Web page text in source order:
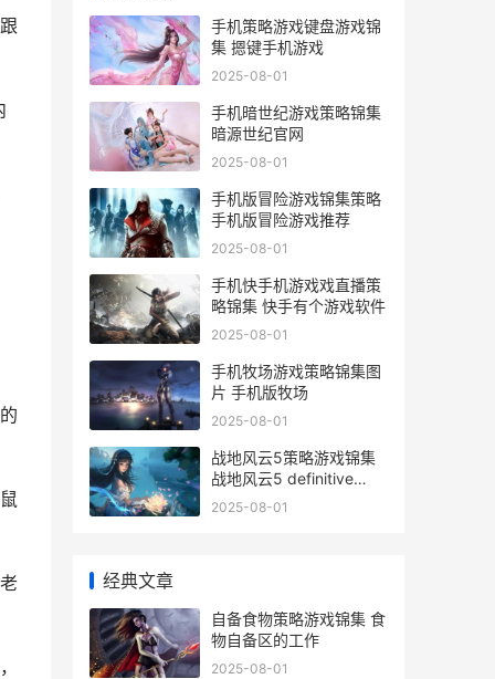
手机策略游戏键盘游戏锦
集 摁键手机游戏
2025-08-01
手机暗世纪游戏策略锦集
暗源世纪官网
2025-08-01
手机版冒险游戏锦集策略
手机版冒险游戏推荐
2025-08-01
手机快手机游戏戏直播策
略锦集 快手有个游戏软件
2025-08-01
手机牧场游戏策略锦集图
片 手机版牧场
2025-08-01
战地风云5策略游戏锦集
战地风云5 definitive
edition
2025-08-01
经典文章
自备食物策略游戏锦集 食
物自备区的工作
2025-08-01